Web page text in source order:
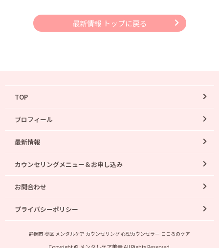
最新情報 トップに戻る
TOP
プロフィール
最新情報
カウンセリングメニュー＆お申し込み
お問合わせ
プライバシーポリシー
静岡市 葵区 メンタルケア カウンセリング 心理カウンセラー こころのケア
Copyright © メンタルケア美幸 All Rights Reserved.